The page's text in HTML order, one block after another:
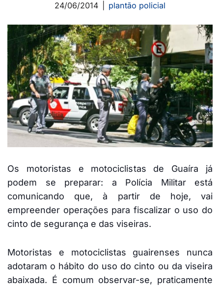
24/06/2014 plantão policial
Os motoristas e motociclistas de Guaíra já
podem se preparar: a Polícia Militar está
comunicando que, à partir de hoje, vai
empreender operações para fiscalizar o uso do
cinto de segurança e das viseiras.
Motoristas e motociclistas guairenses nunca
adotaram o hábito do uso do cinto ou da viseira
abaixada. É comum observar-se, praticamente